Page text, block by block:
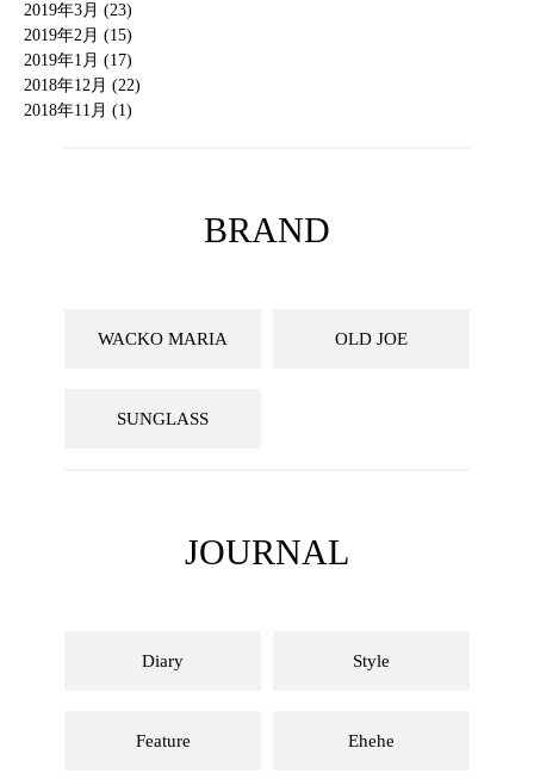
2019年3月 (23)
2019年2月 (15)
2019年1月 (17)
2018年12月 (22)
2018年11月 (1)
BRAND
WACKO MARIA OLD JOE
SUNGLASS
JOURNAL
Diary Style
Feature Ehehe